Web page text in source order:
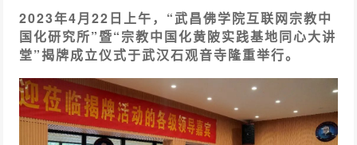
2023年4月22日上午，“武昌佛学院互联网宗教中
国化研究所”暨“宗教中国化黄陂实践基地同心大讲
堂”揭牌成立仪式于武汉石观音寺隆重举行。